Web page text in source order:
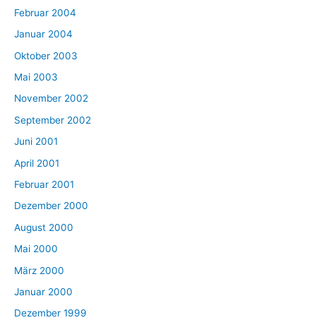
Februar 2004
Januar 2004
Oktober 2003
Mai 2003
November 2002
September 2002
Juni 2001
April 2001
Februar 2001
Dezember 2000
August 2000
Mai 2000
März 2000
Januar 2000
Dezember 1999